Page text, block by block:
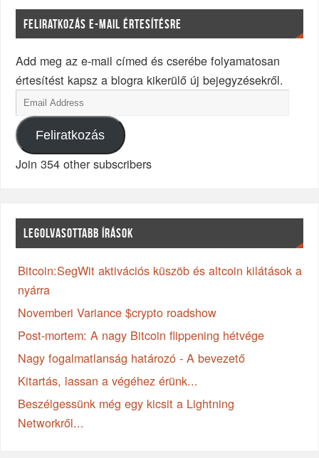
FELIRATKOZÁS E-MAIL ÉRTESÍTÉSRE
Add meg az e-mail címed és cserébe folyamatosan
értesítést kapsz a blogra kikerülő új bejegyzésekről.
Feliratkozás
Join 354 other subscribers
LEGOLVASOTTABB ÍRÁSOK
Bitcoin:SegWit aktivációs küszöb és altcoin kilátások a
nyárra
Novemberi Variance $crypto roadshow
Post-mortem: A nagy Bitcoin flippening hétvége
Nagy fogalmatlanság határozó - A bevezető
Kitartás, lassan a végéhez érünk...
Beszélgessünk még egy kicsit a Lightning
Networkről...